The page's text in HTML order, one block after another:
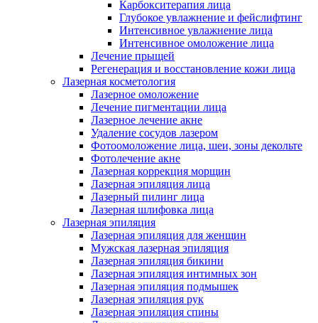
Карбокситерапия лица
Глубокое увлажнение и фейслифтинг
Интенсивное увлажнение лица
Интенсивное омоложение лица
Лечение прыщей
Регенерация и восстановление кожи лица
Лазерная косметология
Лазерное омоложение
Лечение пигментации лица
Лазерное лечение акне
Удаление сосудов лазером
Фотоомоложение лица, шеи, зоны декольте
Фотолечение акне
Лазерная коррекция морщин
Лазерная эпиляция лица
Лазерный пилинг лица
Лазерная шлифовка лица
Лазерная эпиляция
Лазерная эпиляция для женщин
Мужская лазерная эпиляция
Лазерная эпиляция бикини
Лазерная эпиляция интимных зон
Лазерная эпиляция подмышек
Лазерная эпиляция рук
Лазерная эпиляция спины